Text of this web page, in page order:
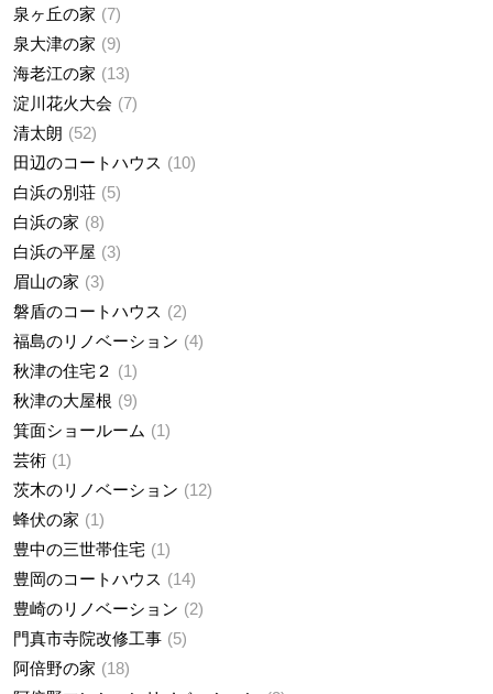
泉ヶ丘の家
7
泉大津の家
9
海老江の家
13
淀川花火大会
7
清太朗
52
田辺のコートハウス
10
白浜の別荘
5
白浜の家
8
白浜の平屋
3
眉山の家
3
磐盾のコートハウス
2
福島のリノベーション
4
秋津の住宅２
1
秋津の大屋根
9
箕面ショールーム
1
芸術
1
茨木のリノベーション
12
蜂伏の家
1
豊中の三世帯住宅
1
豊岡のコートハウス
14
豊崎のリノベーション
2
門真市寺院改修工事
5
阿倍野の家
18